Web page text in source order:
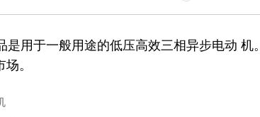
是用于一般用途的低压高效三相异步电动 机。
场。